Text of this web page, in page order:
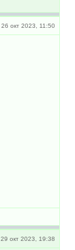
26 окт 2023, 11:50
29 окт 2023, 19:38